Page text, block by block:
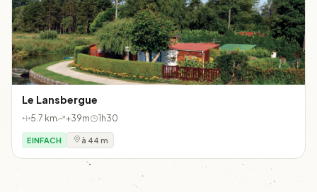
Le Lansbergue
5.7 km +39m 1h30
EINFACH à 44 m